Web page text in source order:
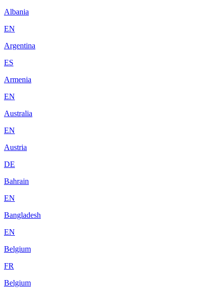
Albania
EN
Argentina
ES
Armenia
EN
Australia
EN
Austria
DE
Bahrain
EN
Bangladesh
EN
Belgium
FR
Belgium